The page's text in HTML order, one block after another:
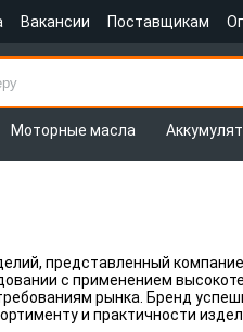
Вакансии Поставщикам
Моторные масла
представленный
с применением
рынка. Бренд
и практичности